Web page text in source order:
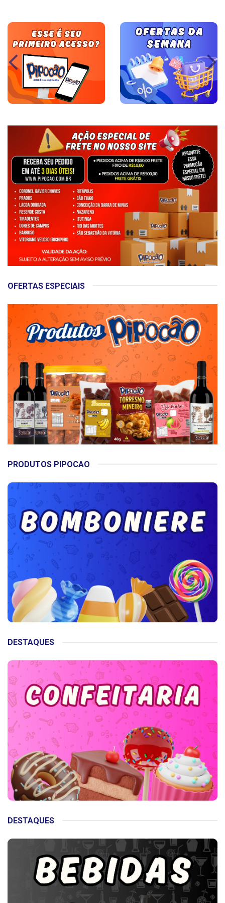
OFERTAS ESPECIAIS
PRODUTOS PIPOCAO
DESTAQUES
DESTAQUES